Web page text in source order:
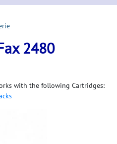
2480
with the following Cartridges: